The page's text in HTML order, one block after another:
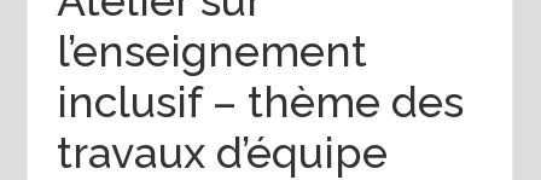
l’enseignement
inclusif – thème des
travaux d’équipe